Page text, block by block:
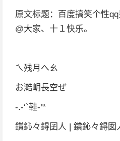
原文标题：百度搞笑个性
@大家、十１快乐。
ㄟ残月へㄠ
お澔岄長空ぜ
-.-‘`鞋-℡
鑜鈊々鍀囝人 | 鑜鈊々鍀囡